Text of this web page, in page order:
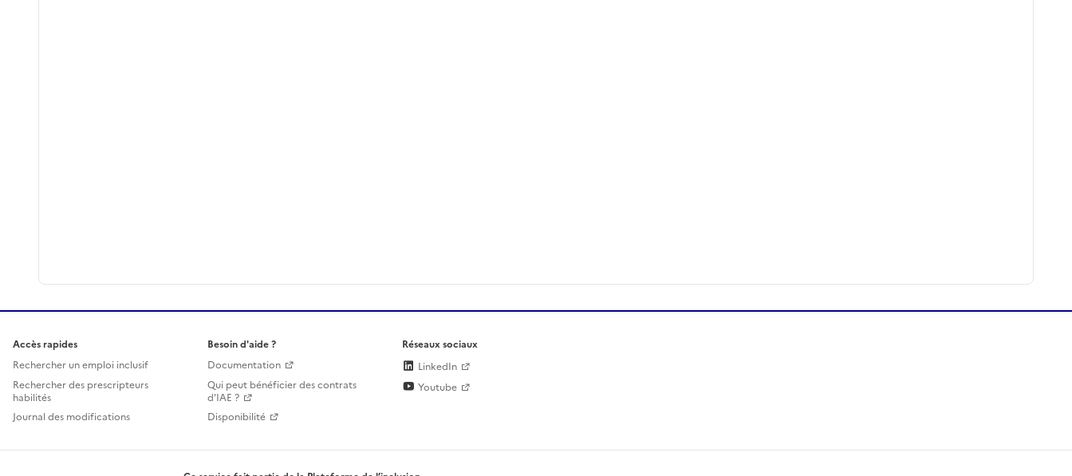
Accès rapides
Rechercher un emploi inclusif
Rechercher des prescripteurs
habilités
Journal des modifications
Besoin d'aide ?
Documentation
Qui peut bénéficier des contrats
d'IAE ?
Disponibilité
Réseaux sociaux
LinkedIn
Youtube